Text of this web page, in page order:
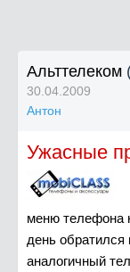
Альттелеком
30.04.2009
Антон
Ужасные
меню телефона
день
аналогичный